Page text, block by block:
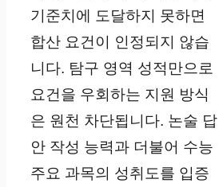
기준치에 도달하지 못하면
합산 요건이 인정되지 않습
니다. 탐구 영역 성적만으로
요건을 우회하는 지원 방식
은 원천 차단됩니다. 논술 답
안 작성 능력과 더불어 수능
주요 과목의 성취도를 입증